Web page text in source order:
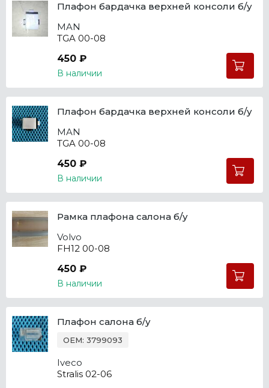
Плафон бардачка верхней консоли б/у
MAN
TGA 00-08
450 ₽
В наличии
Плафон бардачка верхней консоли б/у
MAN
TGA 00-08
450 ₽
В наличии
Рамка плафона салона б/у
Volvo
FH12 00-08
450 ₽
В наличии
Плафон салона б/у
OEM: 3799093
Iveco
Stralis 02-06